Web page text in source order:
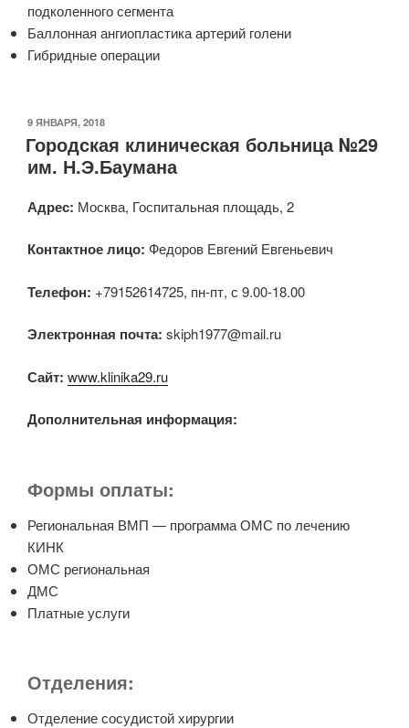
подколенного сегмента
Баллонная ангиопластика артерий голени
Гибридные операции
ОПУБЛИКОВАНО
9 ЯНВАРЯ, 2018
Городская клиническая больница №29
им. Н.Э.Баумана
Адрес: Москва, Госпитальная площадь, 2
Контактное лицо: Федоров Евгений Евгеньевич
Телефон: +79152614725, пн-пт, с 9.00-18.00
Электронная почта: skiph1977@mail.ru
Сайт: www.klinika29.ru
Дополнительная информация:
Формы оплаты:
Региональная ВМП — программа ОМС по лечению
КИНК
ОМС региональная
ДМС
Платные услуги
Отделения:
Отделение сосудистой хирургии